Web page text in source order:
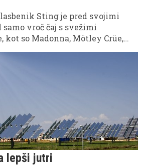
Sting je pred svojimi
vroč čaj s svežimi
kot so Madonna, Mötley Crüe,
lepši jutri